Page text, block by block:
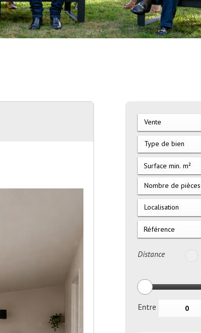
Vente
Type de bien
Nombre de pièces
Localisation
Distance
Entre